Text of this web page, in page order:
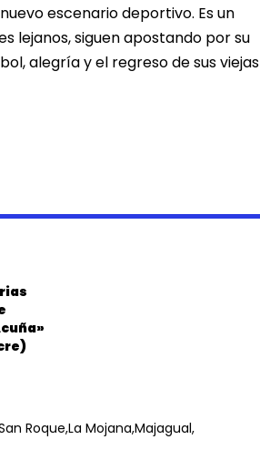
escenario deportivo. Es un
lejanos, siguen apostando por su
alegría y el regreso de sus viejas
Roque La Mojana Majagual